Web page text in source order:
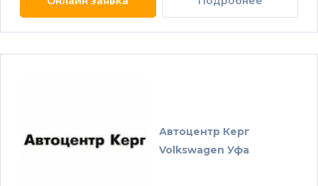
Автоцентр Керг
Volkswagen Уфа